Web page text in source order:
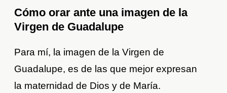
Cómo orar ante una imagen de la
Virgen de Guadalupe
Para mí, la imagen de la Virgen de
Guadalupe, es de las que mejor expresan
la maternidad de Dios y de María.